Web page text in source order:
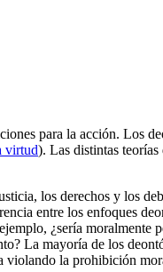
para la acción. Los
virtud). Las distintas teorías
los derechos y los
entre los enfoques
¿sería
La mayoría de los
la prohibición